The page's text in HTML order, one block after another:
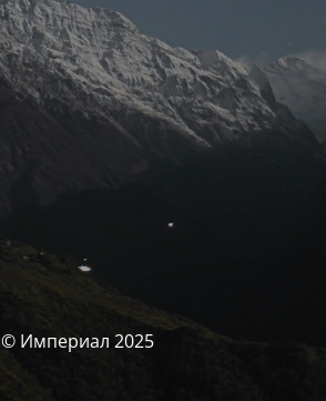
© Империал 2025